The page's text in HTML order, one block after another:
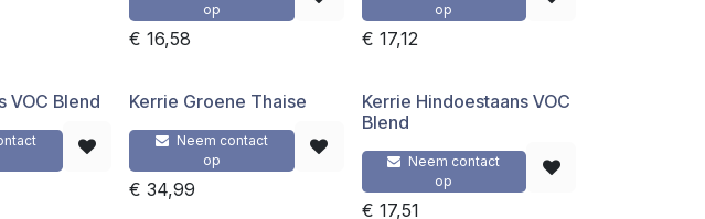
op
€16,58
op
€ 17,12
VOC Blend Kerrie Groene Thaise
Neem contact
op
€34,99
Kerrie Hindoestaans VOC
Blend
Neem contact
op
€ 17,51